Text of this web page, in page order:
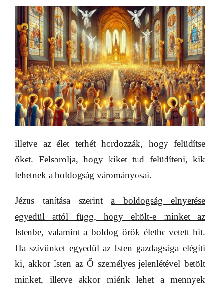
illetve az élet terhét hordozzák, hogy felüdítse
őket. Felsorolja, hogy kiket tud felüdíteni, kik
lehetnek a boldogság várományosai.
Jézus tanítása szerint a boldogság elnyerése
egyedül attól függ, hogy eltölt-e minket az
Istenbe, valamint a boldog örök életbe vetett hit.
Ha szívünket egyedül az Isten gazdagsága elégíti
ki, akkor Isten az Ő személyes jelenlétével betölt
minket, illetve akkor miénk lehet a mennyek